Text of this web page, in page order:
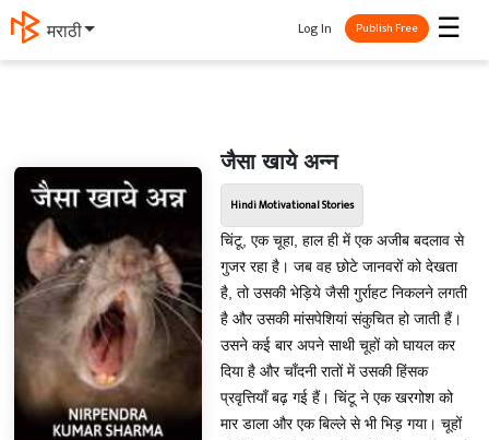
मराठी ☰
Log In Publish Free
जैसा खाये अन्न
Hindi Motivational Stories
चिंटू, एक चूहा, हाल ही में एक अजीब बदलाव से
गुजर रहा है। जब वह छोटे जानवरों को देखता
है, तो उसकी भेड़िये जैसी गुर्राहट निकलने लगती
है और उसकी मांसपेशियां संकुचित हो जाती हैं।
उसने कई बार अपने साथी चूहों को घायल कर
दिया है और चाँदनी रातों में उसकी हिंसक
प्रवृत्तियाँ बढ़ गई हैं। चिंटू ने एक खरगोश को
मार डाला और एक बिल्ले से भी भिड़ गया। चूहों